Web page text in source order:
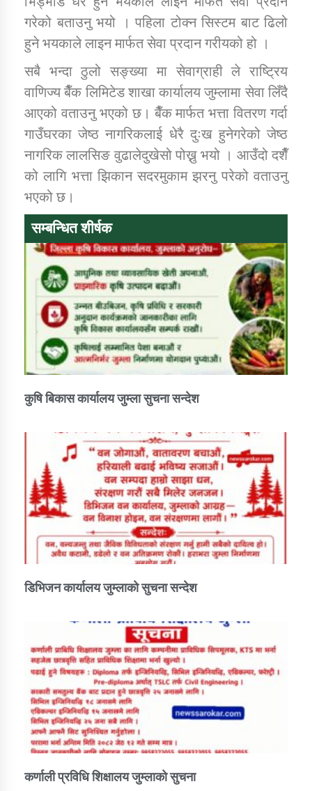
तातोपानी गाउँपालिकाको न्यायिक समिति सम्बन्धी सन्देश
तातोपानी गाउँपालिका जुम्लाको महिला तथा लैङ्गिक हिंसा
सम्बन्धी सूचना सन्देश
तातोपानी गाउँपालिका जुम्लाको महिनावारी सम्बन्धिकाे
सन्देश
तातोपानी गाउँपालिका जुम्लाको बालविवाह सन्देश
तातोपानी गाउँपालिका जुम्लाको सूचना
गरेको बताउनु भयो । पहिला टोक्न सिस्टम बाट ढिलो
हुने भयकाले लाइन मार्फत सेवा प्रदान गरीयको हो ।
सबै भन्दा ठुलो सङ्ख्या मा सेवाग्राही ले राष्ट्रिय
वाणिज्य बैँक लिमिटेड शाखा कार्यालय जुम्लामा सेवा लिँदै
आएको वताउनु भएको छ। बैँक मार्फत भत्ता वितरण गर्दा
गाउँघरका जेष्ठ नागरिकलाई धेरै दुःख हुनेगरेको जेष्ठ
नागरिक लालसिङ वुढालेदुखेसो पोख्नु भयो । आउँदो दशैँ
को लागि भत्ता झिकान सदरमुकाम झरनु परेको वताउनु
भएको छ।
सम्बन्धित शीर्षक
कुषि बिकास कार्यालय जुम्ला सुचना सन्देश
डिभिजन कार्यालय जुम्लाको सुचना सन्देश
कर्णाली प्रविधि शिक्षालय जुम्लाको सुचना